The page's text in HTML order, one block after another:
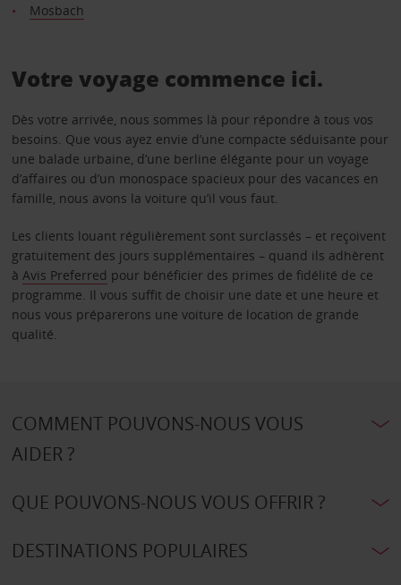
Mosbach
Votre voyage commence ici.
Dès votre arrivée, nous sommes là pour répondre à tous vos
besoins. Que vous ayez envie d’une compacte séduisante pour
une balade urbaine, d’une berline élégante pour un voyage
d’affaires ou d’un monospace spacieux pour des vacances en
famille, nous avons la voiture qu’il vous faut.
Les clients louant régulièrement sont surclassés – et reçoivent
gratuitement des jours supplémentaires – quand ils adhèrent
à Avis Preferred pour bénéficier des primes de fidélité de ce
programme. Il vous suffit de choisir une date et une heure et
nous vous préparerons une voiture de location de grande
qualité.
COMMENT POUVONS-NOUS VOUS
AIDER ?
QUE POUVONS-NOUS VOUS OFFRIR ?
DESTINATIONS POPULAIRES